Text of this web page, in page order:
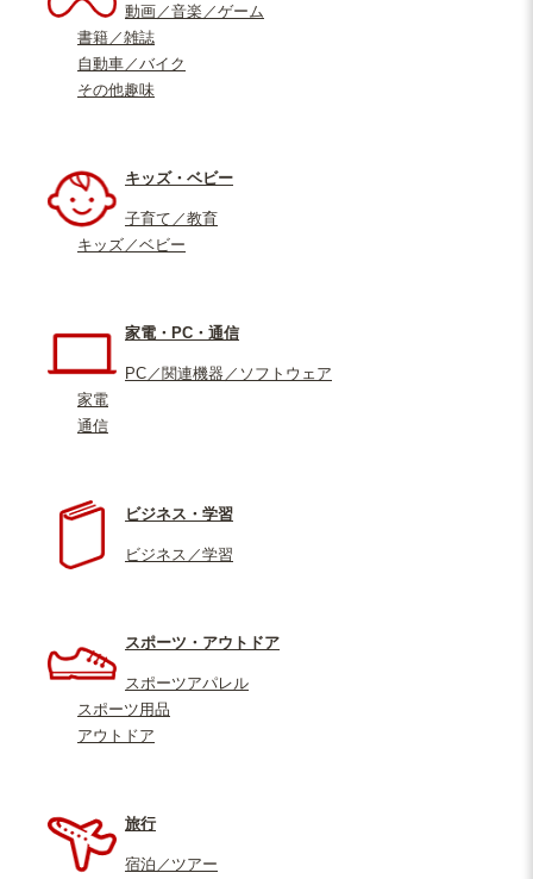
動画／音楽／ゲーム
書籍／雑誌
自動車／バイク
その他趣味
キッズ・ベビー
子育て／教育
キッズ／ベビー
家電・PC・通信
PC／関連機器／ソフトウェア
家電
通信
ビジネス・学習
ビジネス／学習
スポーツ・アウトドア
スポーツアパレル
スポーツ用品
アウトドア
旅行
宿泊／ツアー